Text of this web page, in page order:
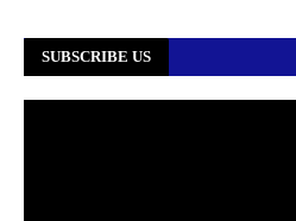
SUBSCRIBE US